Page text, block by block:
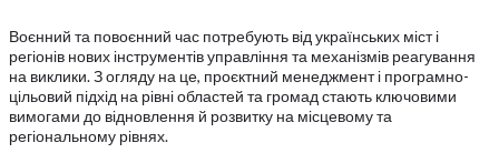
Воєнний та повоєнний час потребують від українських міст і
регіонів нових інструментів управління та механізмів реагування
на виклики. З огляду на це, проєктний менеджмент і програмно-
цільовий підхід на рівні областей та громад стають ключовими
вимогами до відновлення й розвитку на місцевому та
регіональному рівнях.